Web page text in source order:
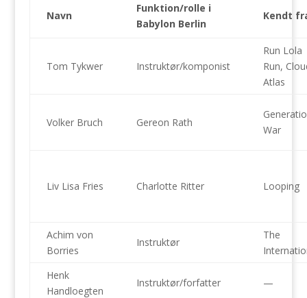
Navn
Funktion/rolle i
Babylon Berlin
Kendt
Tom Tykwer Instruktør/komponist
Run Lola
Run,
Atlas
Volker Bruch Gereon Rath
War
Liv Lisa Fries Charlotte Ritter Looping
Achim von
Borries
Instruktør
The
Henk
Handloegten
Instruktør/forfatter —